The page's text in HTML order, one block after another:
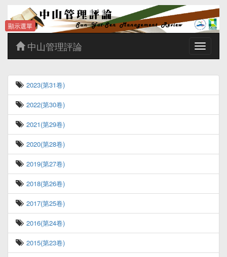
Toggle
中山管理評論
2023(第31卷)
2022(第30卷)
2021(第29卷)
2020(第28卷)
2019(第27卷)
2018(第26卷)
2017(第25卷)
2016(第24卷)
2015(第23卷)
顯示選單